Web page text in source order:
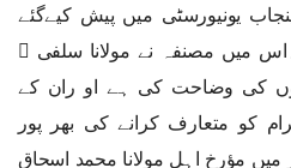
یونیورسٹی میں پیش کیےگئے
میں مصنفہ نے مولانا سلفی ﷫
کی وضاحت کی ہے او ران کے
کو متعارف کرانے کی بھر پور
مؤرخ اہل مولانا محمد اسحاق